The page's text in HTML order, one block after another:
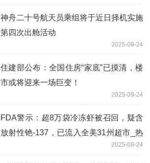
神舟二十号航天员乘组将于近日择机实施
第四次出舱活动
2025-09-24
住建部公布：全国住房“家底”已摸清，楼
市或将迎来一场巨变！
2025-09-24
FDA警示：超8万袋冷冻虾被召回，疑含
放射性铯-137，已流入全美31州超市_热
2025-09-24